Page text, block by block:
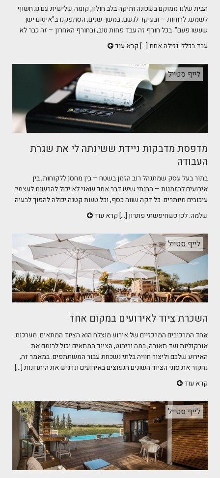
הבית שלנו ממוקם בשכונה ותיקה בלב חולון, קומה שלישית עם גג חשוף
לשמש, לרוחות – ובעיקר לגשם. במשך שנים, הסתפקנו ב"איטום ישן
שעשו פעם". בכל חורף זה עבד פחות טוב, ובחורף האחרון – זה כבר לא
עבד בכלל. נזילה אחת [...] קרא עוד
לייף סטייל
מדפסת מדבקות ניידת ששינתה לי את שגרת
העבודה
בתור בעל עסק שמתנהל רוב הזמן בשטח – בין מחסן ללקוחות, בין
אירועים להזמנות – הבנתי שיש דבר אחד שאני לא יכול להרשות לעצמי:
עיכובים מיותרים. כל דקה שווה כסף, וכל טעות קטנה יכולה להפוך לבעיה
שלמה. לכן כשחיפשתי פתרון [...] קרא עוד
לייף סטייל
השכרת ציוד לאירועים במקום אחד
אחד המרכיבים המרכזיים של אירוע מוצלח הוא הציוד המתאים. מערכות
אורקוליות ועד תאורה, במה וריהוט, הציוד המתאים יכול לרומם את
האירוע שלכם וליצור חוויה בלתי נשכחת עבור המשתתפים. במאמר זה,
נחקור את סוגי הציוד השונים הנפוצים באירועים ונדגיש את היתרונות [...]
קרא עוד
לייף סטייל